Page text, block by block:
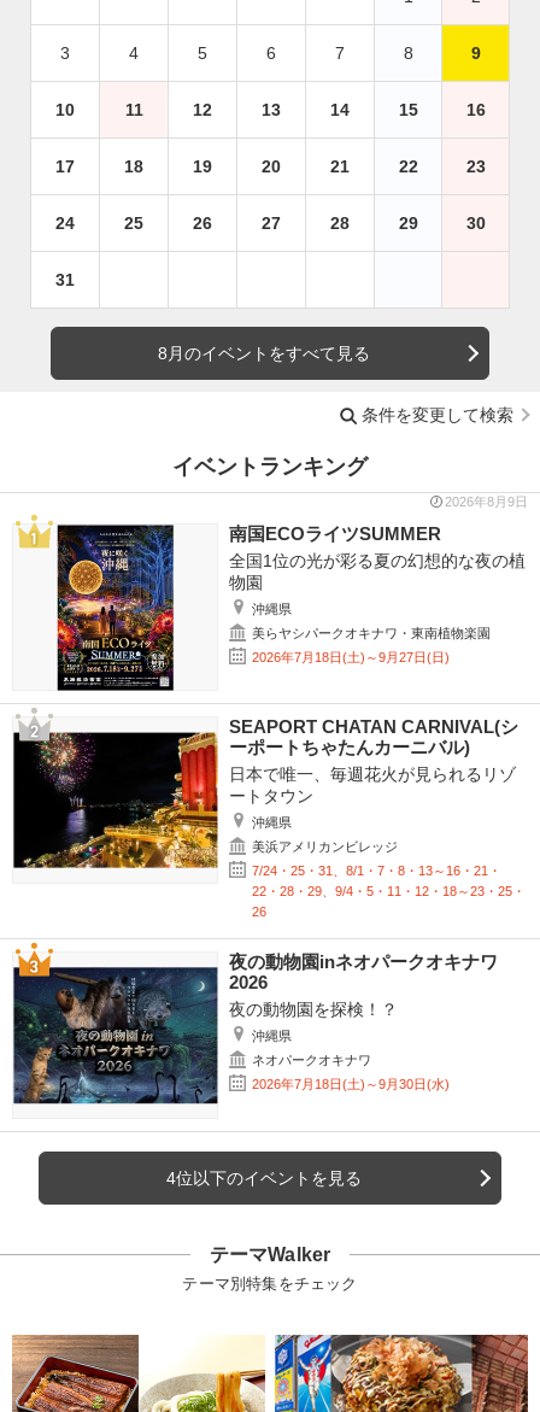
3 4 5 6 7 8 9
10 11 12 13 14 15 16
17 18 19 20 21 22 23
24 25 26 27 28 29 30
31
8月のイベントをすべて見る
条件を変更して検索
イベントランキング
2026年8月9日
南国ECOライツSUMMER
全国1位の光が彩る夏の幻想的な夜の植
物園
沖縄県
美らヤシパークオキナワ・東南植物楽園
2026年7月18日(土)～9月27日(日)
SEAPORT CHATAN CARNIVAL(シ
ーポートちゃたんカーニバル)
日本で唯一、毎週花火が見られるリゾ
ートタウン
沖縄県
美浜アメリカンビレッジ
7/24・25・31、8/1・7・8・13～16・21・
22・28・29、9/4・5・11・12・18～23・25・
26
夜の動物園inネオパークオキナワ
2026
夜の動物園を探検！？
沖縄県
ネオパークオキナワ
2026年7月18日(土)～9月30日(水)
4位以下のイベントを見る
テーマWalker
テーマ別特集をチェック